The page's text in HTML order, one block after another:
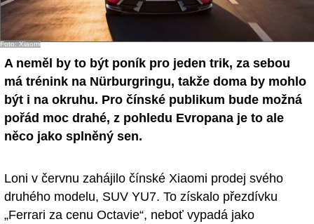
- Ostatní
Diskuzní fórum
Sledujte nás!
Foto: Xiaomi
A neměl by to být poník pro jeden trik, za sebou
má trénink na Nürburgringu, takže doma by mohlo
být i na okruhu. Pro čínské publikum bude možná
pořád moc drahé, z pohledu Evropana je to ale
něco jako splněný sen.
Loni v červnu zahájilo čínské Xiaomi prodej svého
druhého modelu, SUV YU7. To získalo přezdívku
„Ferrari za cenu Octavie“, neboť vypadá jako